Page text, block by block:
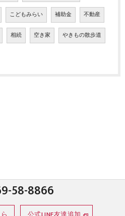
こどもみらい 補助金 不動産
相続 空き家 やきもの散歩道
58-8866